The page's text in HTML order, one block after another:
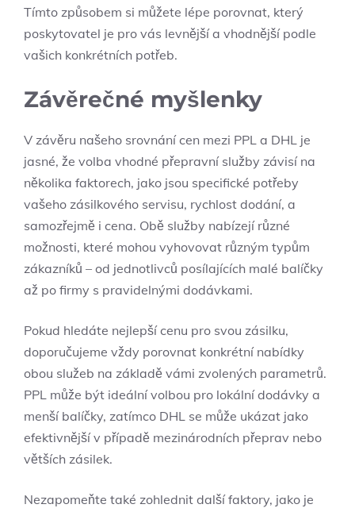
Tímto způsobem si můžete lépe porovnat, který
poskytovatel je pro vás levnější a vhodnější podle
vašich konkrétních potřeb.
Závěrečné myšlenky
V závěru našeho srovnání cen mezi PPL a DHL je
jasné, že volba vhodné přepravní služby závisí na
několika faktorech, jako jsou specifické potřeby
vašeho zásilkového servisu, rychlost dodání, a
samozřejmě i cena. Obě služby nabízejí různé
možnosti, které mohou vyhovovat různým typům
zákazníků – od jednotlivců posílajících malé balíčky
až po firmy s pravidelnými dodávkami.
Pokud hledáte nejlepší cenu pro svou zásilku,
doporučujeme vždy porovnat konkrétní nabídky
obou služeb na základě vámi zvolených parametrů.
PPL může být ideální volbou pro lokální dodávky a
menší balíčky, zatímco DHL se může ukázat jako
efektivnější v případě mezinárodních přeprav nebo
větších zásilek.
Nezapomeňte také zohlednit další faktory, jako je